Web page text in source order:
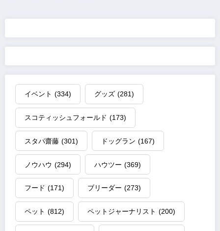
ペ
ー
ジ
送
り
イベント (334) グッズ (281)
スコティッシュフォールド (173)
スタパ齋藤 (301) ドッグラン (167)
ノウハウ (294) ハウツー (369)
フード (171) ブリーダー (273)
ペット (812) ペットジャーナリスト (200)